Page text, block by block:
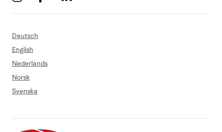
Deutsch
English
Nederlands
Norsk
Svenska